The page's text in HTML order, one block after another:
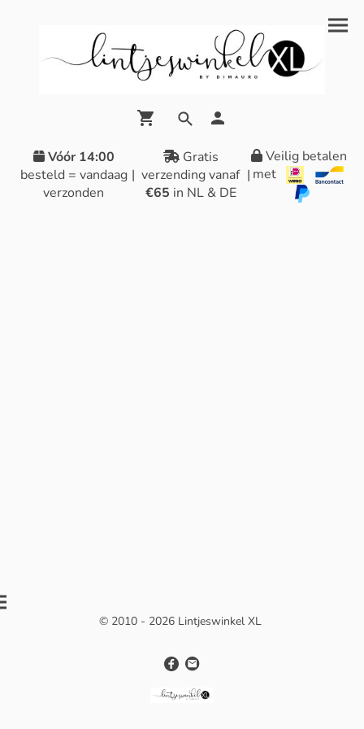
Vóór 14:00
besteld = vandaag
verzonden
|
Gratis
verzending vanaf
€65 in NL & DE
|
Veilig betalen
met
© 2010 - 2026 Lintjeswinkel XL